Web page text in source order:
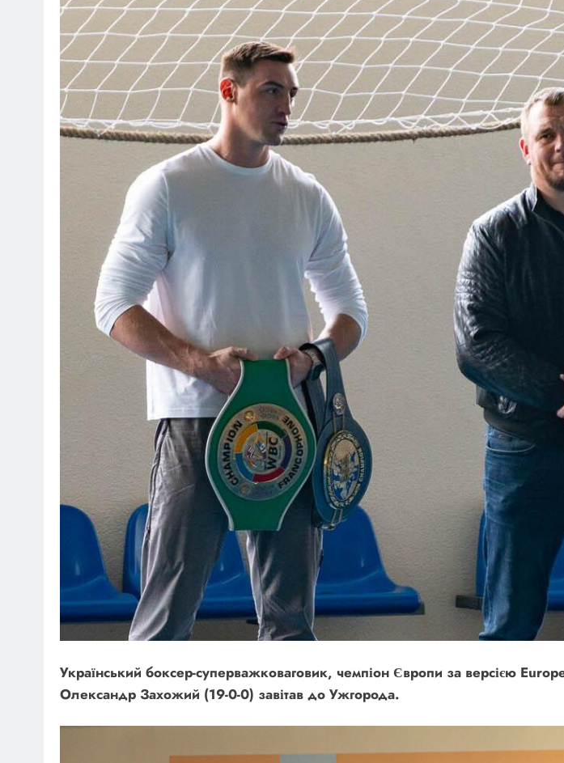
Український боксер-суперважковаговик, чемпіон Європи за версією
Олександр Захожий (19-0-0) завітав до Ужгорода.